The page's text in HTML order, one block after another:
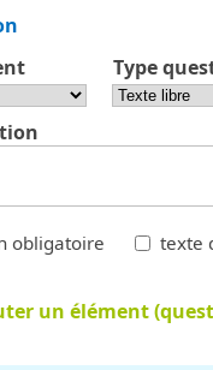
Type
obligatoire texte
un élément